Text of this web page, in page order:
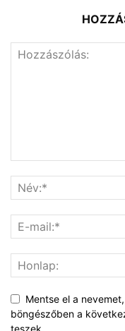
Mentse el a
böngészőben a
teszek.